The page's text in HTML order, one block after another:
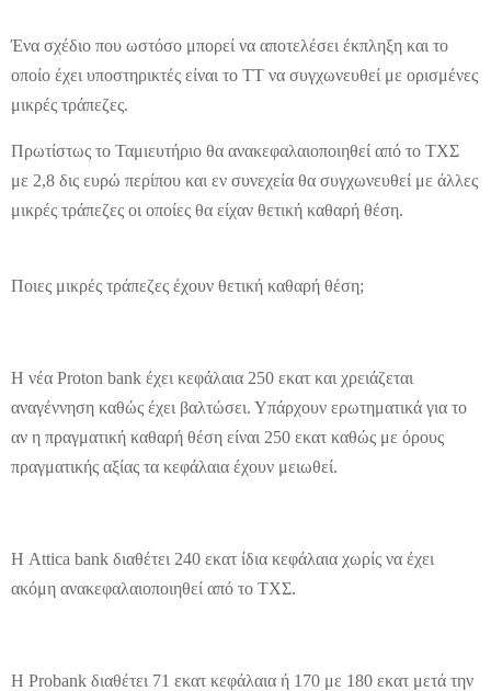
Ένα σχέδιο που ωστόσο μπορεί να αποτελέσει έκπληξη και το
οποίο έχει υποστηρικτές είναι το ΤΤ να συγχωνευθεί με ορισμένες
μικρές τράπεζες.
Πρωτίστως το Ταμιευτήριο θα ανακεφαλαιοποιηθεί από το ΤΧΣ
με 2,8 δις ευρώ περίπου και εν συνεχεία θα συγχωνευθεί με άλλες
μικρές τράπεζες οι οποίες θα είχαν θετική καθαρή θέση.
Ποιες μικρές τράπεζες έχουν θετική καθαρή θέση;
Η νέα Proton bank έχει κεφάλαια 250 εκατ και χρειάζεται
αναγέννηση καθώς έχει βαλτώσει. Υπάρχουν ερωτηματικά για το
αν η πραγματική καθαρή θέση είναι 250 εκατ καθώς με όρους
πραγματικής αξίας τα κεφάλαια έχουν μειωθεί.
Η Attica bank διαθέτει 240 εκατ ίδια κεφάλαια χωρίς να έχει
ακόμη ανακεφαλαιοποιηθεί από το ΤΧΣ.
Η Probank διαθέτει 71 εκατ κεφάλαια ή 170 με 180 εκατ μετά την